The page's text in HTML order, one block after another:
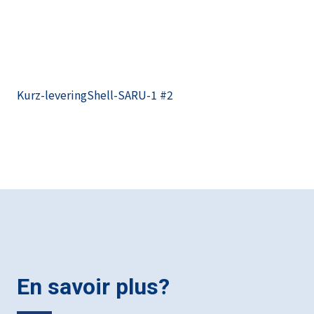
Kurz-leveringShell-SARU-1 #2
En savoir plus?